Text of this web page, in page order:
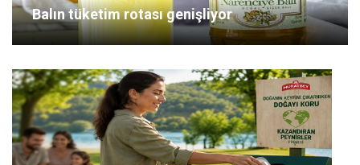
Balın tüketim rotası genişliyor